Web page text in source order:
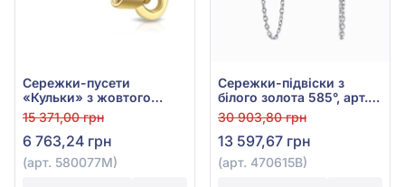
Сережки-пусети
«Кульки» з жовтого
золота 585°, без вставки,
арт. 580077М
15 371,00 грн
6 763,24 грн
(арт. 580077М)
Сережки-підвіски з
білого золота 585°, арт.
470615В
30 903,80 грн
13 597,67 грн
(арт. 470615В)